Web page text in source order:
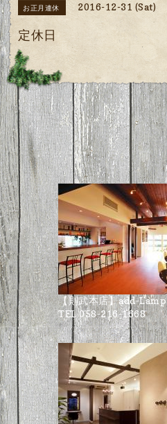
お正月連休 2016-12-31 (Sat)
定休日
【則武本店】add-Lamp
TEL 058-216-1668